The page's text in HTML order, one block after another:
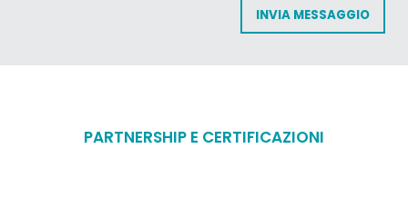
PARTNERSHIP E CERTIFICAZIONI